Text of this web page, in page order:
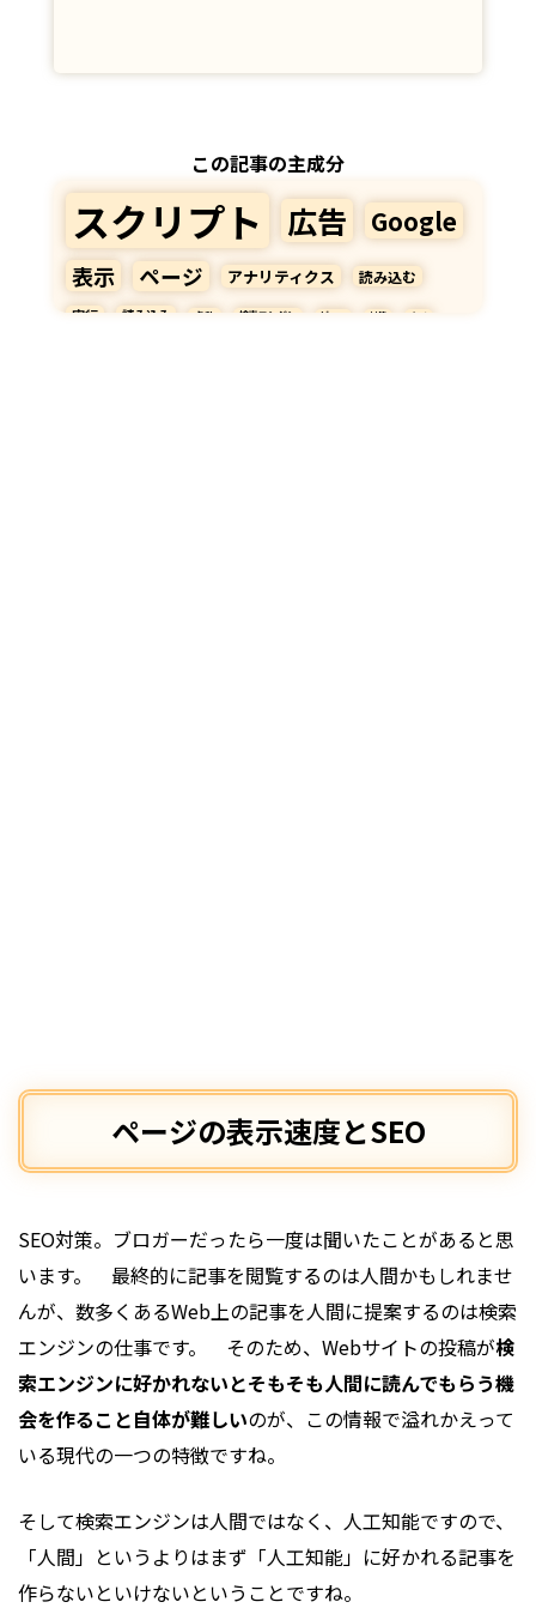
この記事の主成分
スクリプト 広告 Google
表示 ページ アナリティクス 読み込む
実行 読み込み 点数 検索エンジン ビュー 対策 タグ
ページの表示速度とSEO
SEO対策。ブロガーだったら一度は聞いたことがあると思
います。 最終的に記事を閲覧するのは人間かもしれませ
んが、数多くあるWeb上の記事を人間に提案するのは検索
エンジンの仕事です。 そのため、Webサイトの投稿が検
索エンジンに好かれないとそもそも人間に読んでもらう機
会を作ること自体が難しいのが、この情報で溢れかえって
いる現代の一つの特徴ですね。
そして検索エンジンは人間ではなく、人工知能ですので、
「人間」というよりはまず「人工知能」に好かれる記事を
作らないといけないということですね。